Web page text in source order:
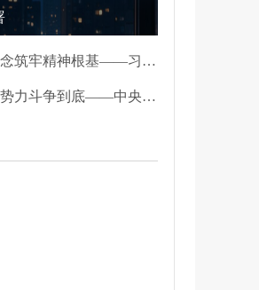
以坚定的理想信念筑牢精神根基——习近平党建思想理论品格系列述评之一
坚定不移与黑恶势力斗争到底——中央政法委负责同志就开展深化扫黑除恶专项斗争有关问题答记者问